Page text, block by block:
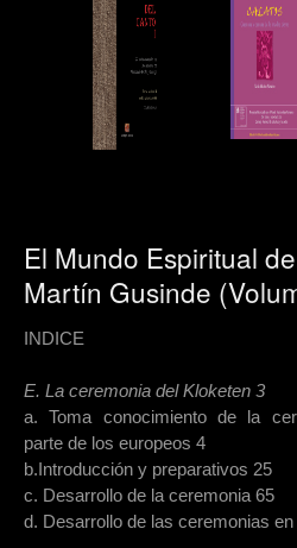
El Mundo Espiritual
Martín Gusinde
INDICE
E. La ceremonia del Kloketen 3
a. Toma conocimiento de la
parte de los europeos 4
b.Introducción y preparativos 25
c. Desarrollo de la ceremonia 65
d. Desarrollo de las ceremonias